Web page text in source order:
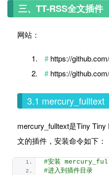
三、TT-RSS全文插件
网站：
https://
https://
3.1 mercury_fulltext
mercury_fulltext是Tiny
文的插件，安装命令如下：
#安装
#进入到插件目录